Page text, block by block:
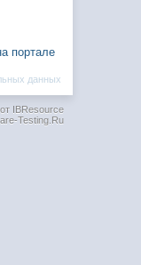
портале
данных
IBResource
Testing.Ru